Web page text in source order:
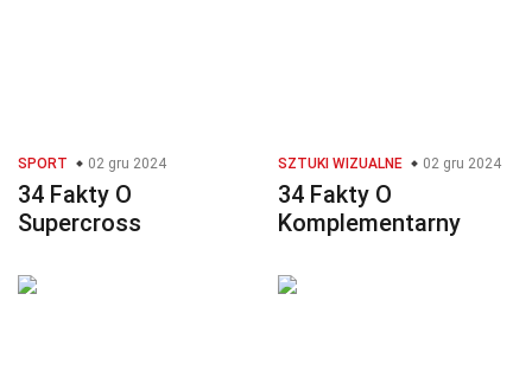
SPORT 02 gru 2024
34 Fakty O
Supercross
SZTUKI WIZUALNE 02 gru 2024
34 Fakty O
Komplementarny